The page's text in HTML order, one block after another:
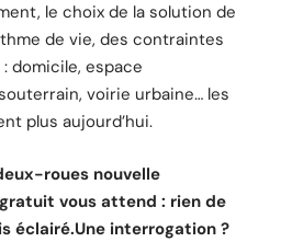
le choix de la solution de
de vie, des contraintes
domicile, espace
voirie urbaine… les
plus aujourd’hui.
roues nouvelle
vous attend : rien de
éclairé.Une interrogation ?